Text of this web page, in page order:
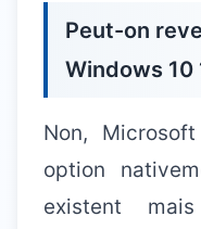
Peut-on
Windows 10
Non,
option
existent